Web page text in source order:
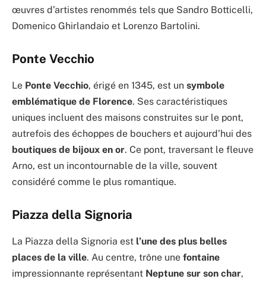
œuvres d’artistes renommés tels que Sandro Botticelli,
Domenico Ghirlandaio et Lorenzo Bartolini.
Ponte Vecchio
Le Ponte Vecchio, érigé en 1345, est un symbole
emblématique de Florence. Ses caractéristiques
uniques incluent des maisons construites sur le pont,
autrefois des échoppes de bouchers et aujourd’hui des
boutiques de bijoux en or. Ce pont, traversant le fleuve
Arno, est un incontournable de la ville, souvent
considéré comme le plus romantique.
Piazza della Signoria
La Piazza della Signoria est l’une des plus belles
places de la ville. Au centre, trône une fontaine
impressionnante représentant Neptune sur son char,